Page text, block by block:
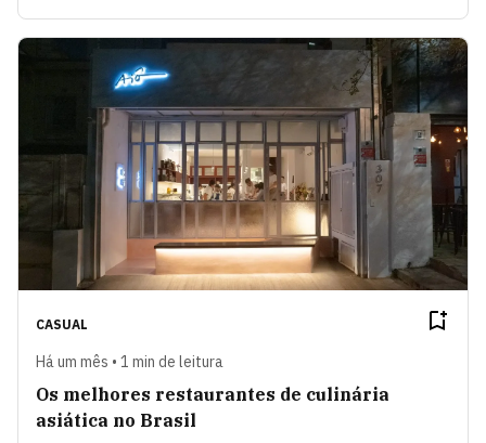
CASUAL
Há um mês • 1 min de leitura
Os melhores restaurantes de culinária
asiática no Brasil